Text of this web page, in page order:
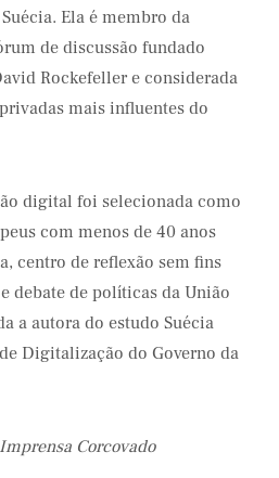
Ela é membro da
de discussão fundado
Rockefeller e considerada
mais influentes do
digital foi selecionada como
com menos de 40 anos
centro de reflexão sem fins
debate de políticas da União
a autora do estudo Suécia
Digitalização do Governo da
Corcovado